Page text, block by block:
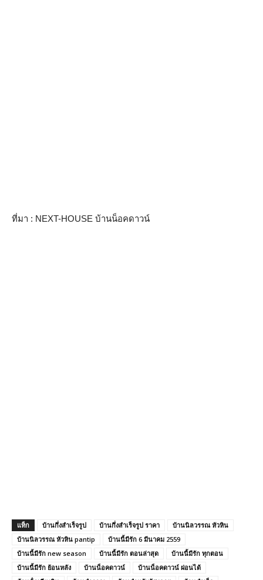
ที่มา : NEXT-HOUSE บ้านน็อคดาวน์
แท็ก บ้านกึ่งสําเร็จรูป บ้านกึ่งสําเร็จรูป ราคา
บ้านนิลวรรณ หัวหิน
บ้านนิลวรรณ หัวหิน pantip
บ้านนี้มีรัก 6 มีนาคม 2559
บ้านนี้มีรัก new season
บ้านนี้มีรัก ตอนล่าสุด
บ้านนี้มีรัก ทุกตอน
บ้านนี้มีรัก ย้อนหลัง
บ้านน็อคดาวน์
บ้านน็อคดาวน์ ผ่อนได้